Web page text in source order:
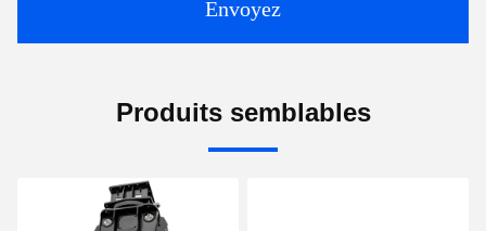
Envoyez
Produits semblables